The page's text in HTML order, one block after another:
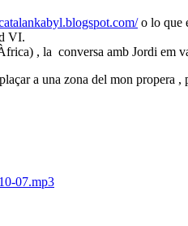
o lo que
VI.
, la conversa amb Jordi em
a una zona del mon propera
07.mp3